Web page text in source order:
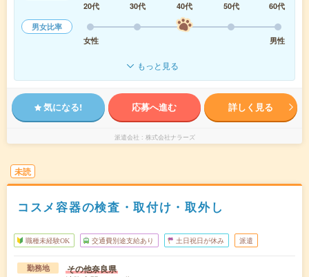
20代
30代 40代 50代
60代
男女比率
女性
男性
もっと見る
気になる! 応募へ進む 詳しく見る
派遣会社 株式会社ナラーズ
未読
コスメ容器の検査・取付け・取外し
職種未経験OK 交通費別途支給あり 土日祝日が休み 派遣
勤務地 その他奈良県